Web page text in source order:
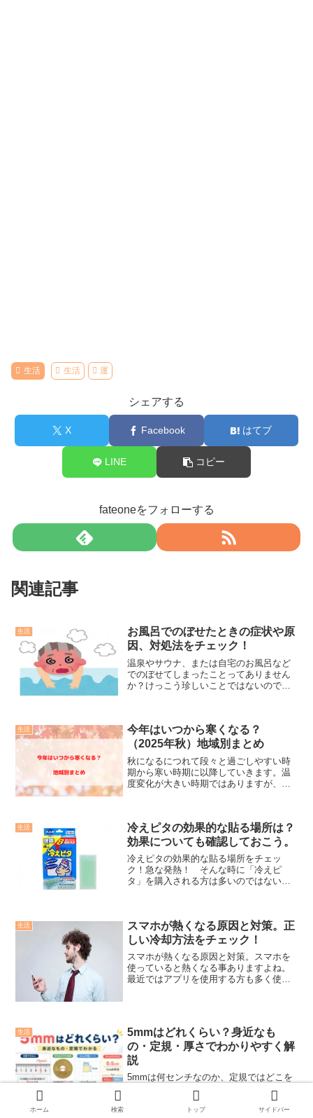
生活 生活 運
シェアする
X Facebook はてブ
LINE コピー
fateoneをフォローする
関連記事
生活
お風呂でのぼせたときの症状や原
因、対処法をチェック！
温泉やサウナ、または自宅のお風呂など
でのぼせてしまったことってありません
か？けっこう珍しいことではないので
法などをまとめてみました。
生活
今年はいつから寒くなる？
（2025年秋）地域別まとめ
秋になるにつれて段々と過ごしやすい時
期から寒い時期に以降していきます。温
度変化が大きい時期ではありますが、い
みました。
生活
冷えピタの効果的な貼る場所は？
効果についても確認しておこう。
冷えピタの効果的な貼る場所をチェッ
ク！急な発熱！ そんな時に「冷えピ
タ」を購入される方は多いのではないで
そうなのでしょうか？また、効果...
生活
スマホが熱くなる原因と対策。正
しい冷却方法をチェック！
スマホが熱くなる原因と対策。スマホを
使っていると熱くなる事ありますよね。
最近ではアプリを使用する方も多く使い
生活
5mmはどれくらい？身近なも
の・定規・厚さでわかりやすく解
説
5mmは何センチなのか、定規ではどこを
見ればよいのかを初心者にもわかりやす
く解説。身近なものの例や厚さの目安、
3mm・10mm・1cmとの違いも紹介しま
ホーム 検索 トップ サイドバー